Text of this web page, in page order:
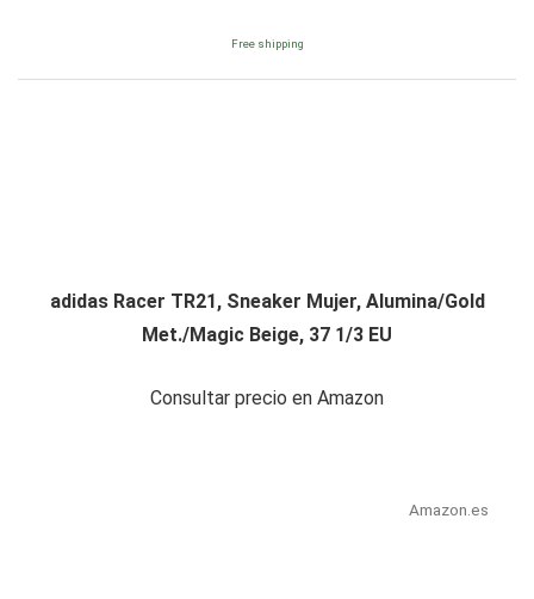
Free shipping
adidas Racer TR21, Sneaker Mujer, Alumina/Gold
Met./Magic Beige, 37 1/3 EU
Consultar precio en Amazon
Amazon.es